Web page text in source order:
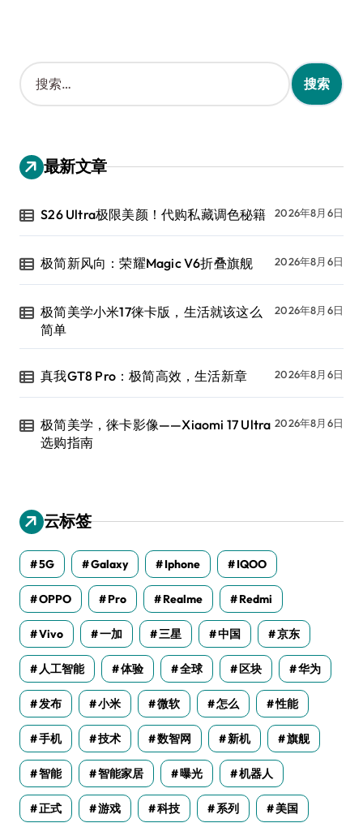
搜
索
：
最新文章
S26 Ultra极限美颜！代购私藏调色秘籍 2026年8月6日
极简新风向：荣耀Magic V6折叠旗舰 2026年8月6日
极简美学小米17徕卡版，生活就该这么
简单
2026年8月6日
真我GT8 Pro：极简高效，生活新章 2026年8月6日
极简美学，徕卡影像——Xiaomi 17 Ultra
选购指南
2026年8月6日
云标签
5G Galaxy Iphone IQOO
OPPO Pro Realme Redmi
Vivo 一加 三星 中国 京东
人工智能 体验 全球 区块 华为
发布 小米 微软 怎么 性能
手机 技术 数智网 新机 旗舰
智能 智能家居 曝光 机器人
正式 游戏 科技 系列 美国